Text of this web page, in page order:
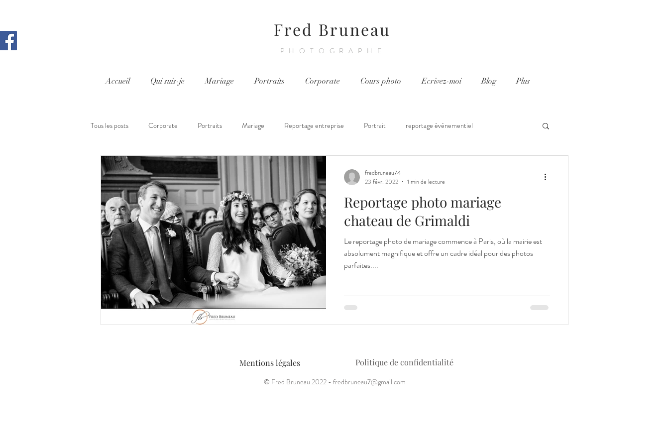
Fred Bruneau
PHOTOGRAPHE
Accueil Qui suis-je Mariage Portraits Corporate Cours photo Ecrivez-moi Blog Plus
Tous les posts Corporate Portraits Mariage Reportage entreprise Portrait reportage évènementiel
Cours photo Aix en Provence Reportage chantier Cours photo
Reportage photo mariage
chateau de Grimaldi
Le reportage photo de mariage commence à Paris, où la mairie est
absolument magnifique et offre un cadre idéal pour des photos
parfaites....
fredbruneau74
23 févr. 2022
1 min de lecture
Mentions légales Politique de confidentialité
© Fred Bruneau 2022 - fredbruneau7@gmail.com